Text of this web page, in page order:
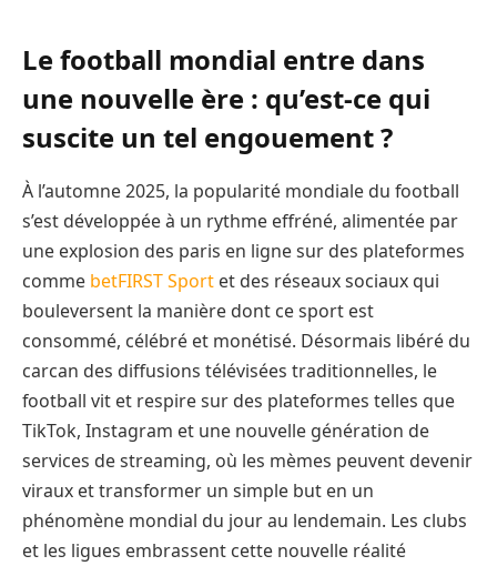
Le football mondial entre dans
une nouvelle ère : qu’est-ce qui
suscite un tel engouement ?
À l’automne 2025, la popularité mondiale du football
s’est développée à un rythme effréné, alimentée par
une explosion des paris en ligne sur des plateformes
comme betFIRST Sport et des réseaux sociaux qui
bouleversent la manière dont ce sport est
consommé, célébré et monétisé. Désormais libéré du
carcan des diffusions télévisées traditionnelles, le
football vit et respire sur des plateformes telles que
TikTok, Instagram et une nouvelle génération de
services de streaming, où les mèmes peuvent devenir
viraux et transformer un simple but en un
phénomène mondial du jour au lendemain. Les clubs
et les ligues embrassent cette nouvelle réalité